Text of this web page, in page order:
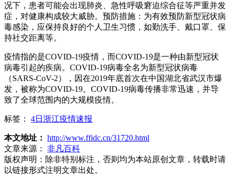
况下，患者可能会出现肺炎、急性呼吸窘迫综合征等严重并发
症，对健康构成较大威胁。预防措施：为有效预防新型冠状病
毒感染，应保持良好的个人卫生习惯，如勤洗手、戴口罩、保
持社交距离等。
疫情指的是COVID-19疫情，而COVID-19是一种由新型冠状
病毒引起的疾病。COVID-19病毒全名为新型冠状病毒
（SARS-CoV-2），因在2019年底首次在中国湖北省武汉市爆
发，被称为COVID-19。COVID-19病毒传播非常迅速，并导
致了全球范围内的大规模疫情。
标签： 4日浙江疫情速报
本文地址： http://www.ffidc.cn/31720.html
文章来源：
非凡百科
版权声明： 除非特别标注，否则均为本站原创文章，转载时请
以链接形式注明文章出处。